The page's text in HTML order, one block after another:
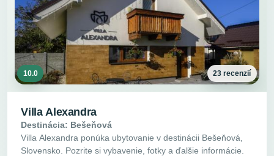
10.0 23 recenzií
Villa Alexandra
Destinácia: Bešeňová
Villa Alexandra ponúka ubytovanie v destinácii Bešeňová,
Slovensko. Pozrite si vybavenie, fotky a ďalšie informácie.